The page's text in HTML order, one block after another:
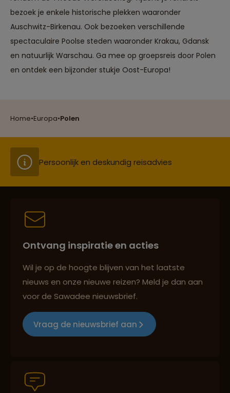
Home•Europa•Polen
bezoek je enkele historische plekken waaronder
Auschwitz-Birkenau. Ook bezoeken verschillende
spectaculaire Poolse steden waaronder Krakau, Gdansk
en natuurlijk Warschau. Ga mee op groepsreis door Polen
en ontdek een bijzonder stukje Oost-Europa!
Reizen met oog voor mens, cultuur en milieu
Persoonlijk en deskundig reisadvies
Best beoordeelde reisroutes
Groepsreizen mét indivuele vrijheid
Ontvang inspiratie en acties
Wil je op de hoogte blijven van het laatste
nieuws en onze nieuwe reizen? Meld je dan aan
voor de Sawadee nieuwsbrief.
Vraag de nieuwsbrief aan